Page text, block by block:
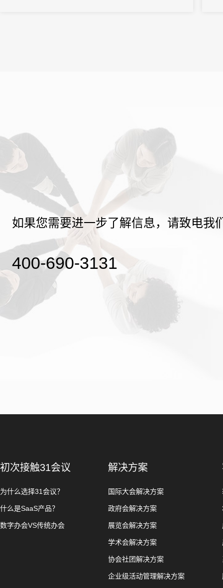
如果您需要进一步了解信息，请致电我
400-690-3131
初次接触31会议
为什么选择31会议？
什么是SaaS产品？
数字办会VS传统办会
解决方案
国际大会解决方案
政府会解决方案
展览会解决方案
学术会解决方案
协会社团解决方案
企业级活动管理解决方案